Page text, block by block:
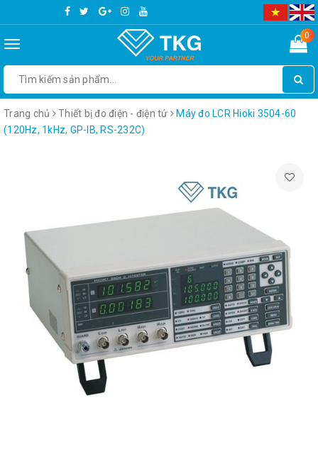
Toggle
0
Trang chủ Thiết bị đo điện - điện tử
Máy đo LCR Hioki 3504-60
(120Hz, 1kHz, GP-IB, RS-232C)